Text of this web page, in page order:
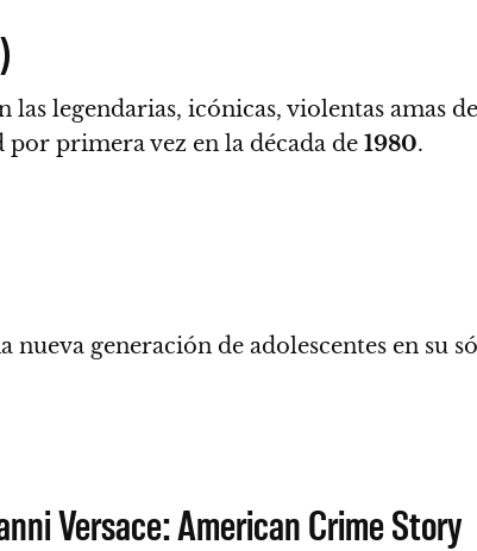
las legendarias, icónicas, violentas amas
primera vez en la década de 1980.
nueva generación de adolescentes en su
Versace: American Crime Story